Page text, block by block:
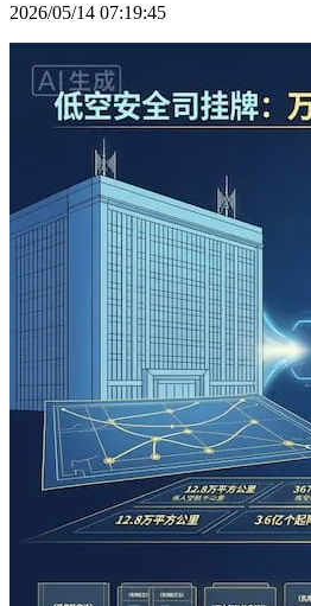
2026/05/14 07:19:45